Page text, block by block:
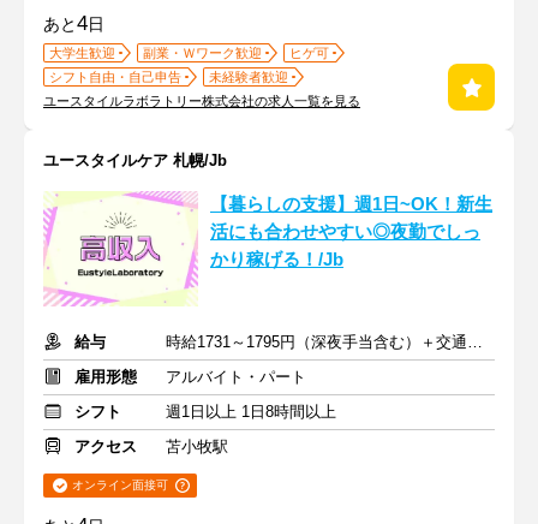
あと4日
大学生歓迎 副業・Ｗワーク歓迎
ヒゲ可
シフト自由・自己申告
未経験者歓迎
ユースタイルラボラトリー株式会社の求人一覧を見る
ユースタイルケア 札幌/Jb
【暮らしの支援】週1日~OK！新生
活にも合わせやすい◎夜勤でしっ
かり稼げる！/Jb
給与
時給1731～1795円（深夜手当含む）＋交通費支給
雇用形態
アルバイト・パート
シフト
週1日以上 1日8時間以上
アクセス
苫小牧駅
オンライン面接可